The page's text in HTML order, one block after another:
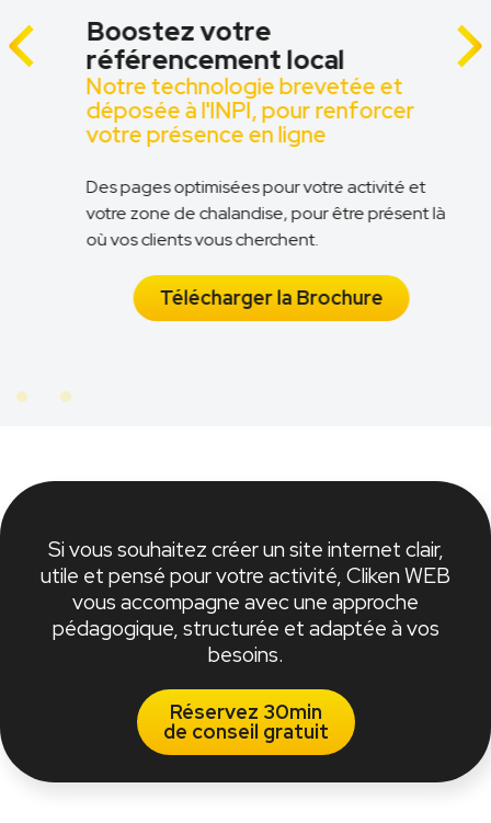
Boostez votre
référencement local
Notre technologie brevetée et
déposée à l'INPI, pour renforcer
votre présence en ligne
Des pages optimisées pour votre activité et
votre zone de chalandise, pour être présent là
où vos clients vous cherchent.
Télécharger la Brochure
Si vous souhaitez créer un site internet clair,
utile et pensé pour votre activité, Cliken WEB
vous accompagne avec une approche
pédagogique, structurée et adaptée à vos
besoins.
Réservez 30min
de conseil gratuit